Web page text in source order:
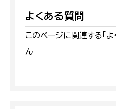
よくある質問
このページに関連する「
ん